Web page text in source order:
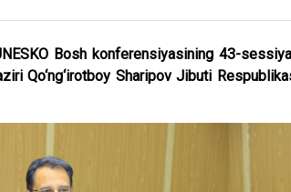
Bosh konferensiyasining 43-
Qo‘ng‘irotboy Sharipov Jibuti